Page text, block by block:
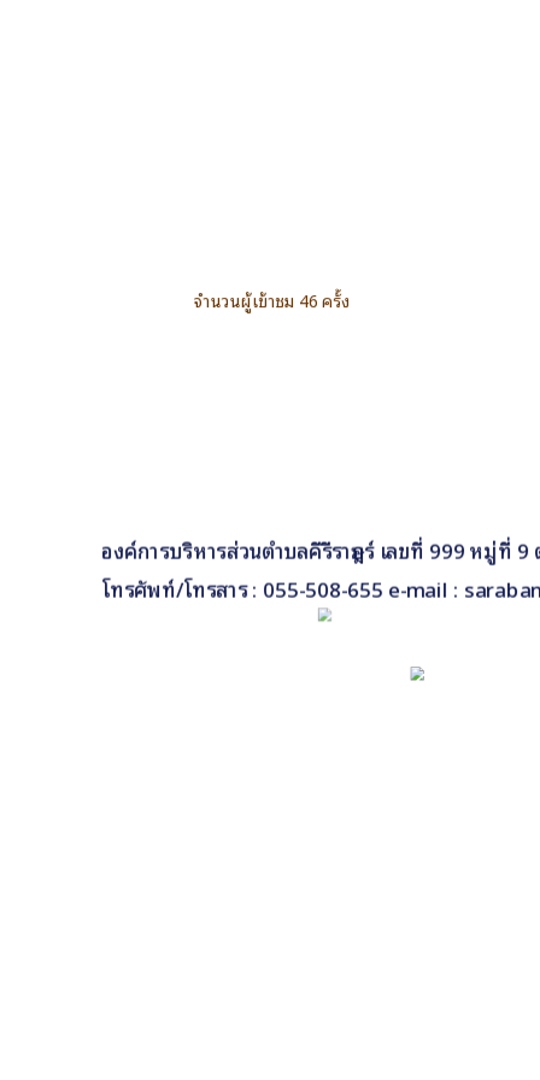
จำนวนผู้เข้าชม 46 ครั้ง
องค์การบริหารส่วนตำบลคีรีราษฎร์ เลขที่ 999 หมู่ที่
โทรศัพท์/โทรสาร : 055-508-655 e-mail :